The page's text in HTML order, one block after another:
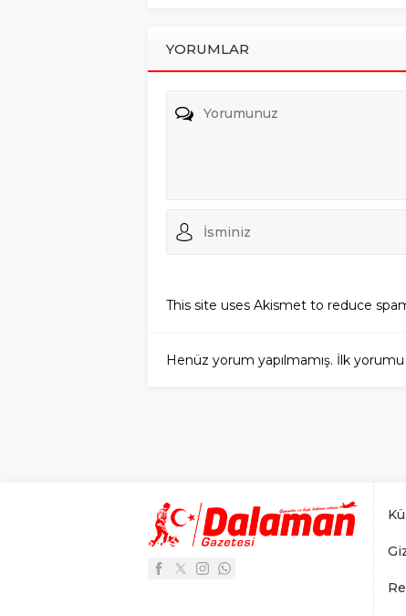
YORUMLAR
This site uses Akismet to reduce
Henüz yorum yapılmamış. İlk yorumu